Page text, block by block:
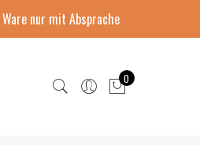
nur mit Absprache
0